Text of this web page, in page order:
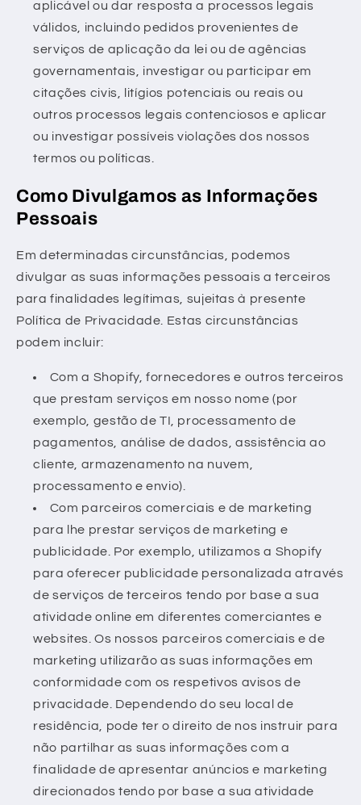
aplicável ou dar resposta a processos legais
válidos, incluindo pedidos provenientes de
serviços de aplicação da lei ou de agências
governamentais, investigar ou participar em
citações civis, litígios potenciais ou reais ou
outros processos legais contenciosos e aplicar
ou investigar possíveis violações dos nossos
termos ou políticas.
Como Divulgamos as Informações
Pessoais
Em determinadas circunstâncias, podemos
divulgar as suas informações pessoais a terceiros
para finalidades legítimas, sujeitas à presente
Política de Privacidade. Estas circunstâncias
podem incluir:
Com a Shopify, fornecedores e outros terceiros
que prestam serviços em nosso nome (por
exemplo, gestão de TI, processamento de
pagamentos, análise de dados, assistência ao
cliente, armazenamento na nuvem,
processamento e envio).
Com parceiros comerciais e de marketing
para lhe prestar serviços de marketing e
publicidade. Por exemplo, utilizamos a Shopify
para oferecer publicidade personalizada através
de serviços de terceiros tendo por base a sua
atividade online em diferentes comerciantes e
websites. Os nossos parceiros comerciais e de
marketing utilizarão as suas informações em
conformidade com os respetivos avisos de
privacidade. Dependendo do seu local de
residência, pode ter o direito de nos instruir para
não partilhar as suas informações com a
finalidade de apresentar anúncios e marketing
direcionados tendo por base a sua atividade